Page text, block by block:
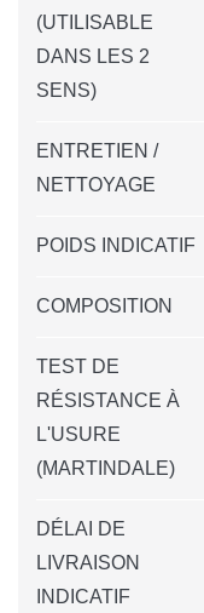
(UTILISABLE
DANS LES 2
SENS)
ENTRETIEN /
NETTOYAGE
POIDS INDICATIF
COMPOSITION
TEST DE
RÉSISTANCE À
L'USURE
(MARTINDALE)
DÉLAI DE
LIVRAISON
INDICATIF